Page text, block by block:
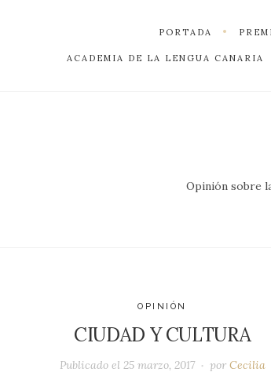
PORTADA
ACADEMIA DE LA LENGUA CANARIA
Opinión sobre
OPINIÓN
CIUDAD Y CULTURA
Publicado el 25 marzo, 2017 por Cecilia